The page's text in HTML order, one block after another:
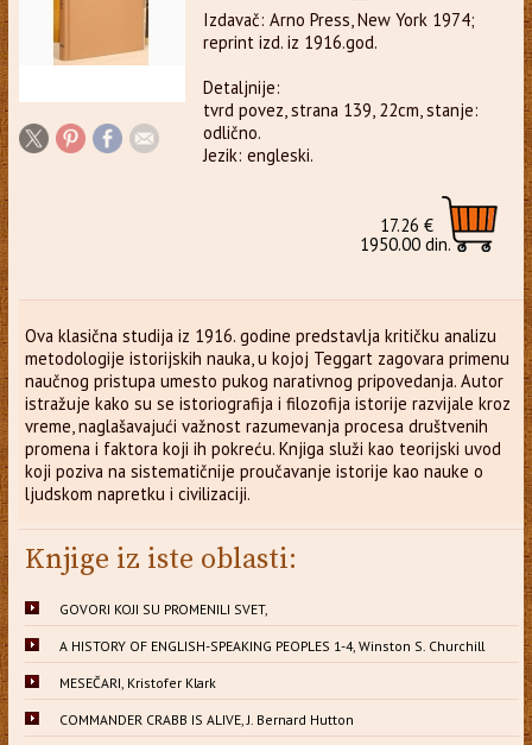
Izdavač: Arno Press, New York 1974;
reprint izd. iz 1916.god.
Detaljnije:
tvrd povez, strana 139, 22cm, stanje:
odlično.
Jezik: engleski.
17.26 €
1950.00 din.
Ova klasična studija iz 1916. godine predstavlja kritičku analizu
metodologije istorijskih nauka, u kojoj Teggart zagovara primenu
naučnog pristupa umesto pukog narativnog pripovedanja. Autor
istražuje kako su se istoriografija i filozofija istorije razvijale kroz
vreme, naglašavajući važnost razumevanja procesa društvenih
promena i faktora koji ih pokreću. Knjiga služi kao teorijski uvod
koji poziva na sistematičnije proučavanje istorije kao nauke o
ljudskom napretku i civilizaciji.
Knjige iz iste oblasti:
GOVORI KOJI SU PROMENILI SVET,
A HISTORY OF ENGLISH-SPEAKING PEOPLES 1-4, Winston S. Churchill
MESEČARI, Kristofer Klark
COMMANDER CRABB IS ALIVE, J. Bernard Hutton